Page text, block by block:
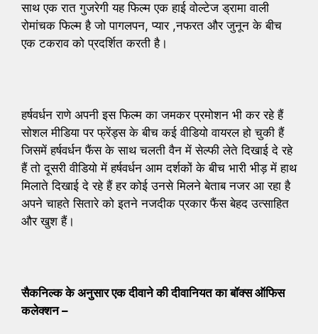
साथ एक रात गुजरेगी यह फिल्म एक हाई वोल्टेज ड्रामा वाली
रोमांचक फिल्म है जो पागलपन, प्यार ,नफरत और जुनून के बीच
एक टकराव को प्रदर्शित करती है।
हर्षवर्धन राणे अपनी इस फिल्म का जमकर प्रमोशन भी कर रहे हैं
सोशल मीडिया पर फ्रेंड्स के बीच कई वीडियो वायरल हो चुकी हैं
जिसमें हर्षवर्धन फैंस के साथ चलती वैन में सेल्फी लेते दिखाई दे रहे
हैं तो दूसरी वीडियो में हर्षवर्धन आम दर्शकों के बीच भारी भीड़ में हाथ
मिलाते दिखाई दे रहे हैं हर कोई उनसे मिलने बेताब नजर आ रहा है
अपने चाहते सितारे को इतने नजदीक प्रकार फैंस बेहद उत्साहित
और खुश हैं।
सैकनिल्क के अनुसार एक दीवाने की दीवानियत का बॉक्स ऑफिस
कलेक्शन –